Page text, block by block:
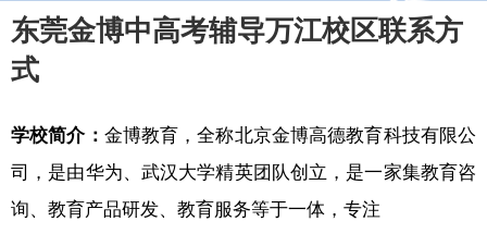
东莞金博中高考辅导万江校区联系方
式
学校简介： 金博教育，全称北京金博高德教育科技有限公
司，是由华为、武汉大学精英团队创立，是一家集教育咨
询、教育产品研发、教育服务等于一体，专注